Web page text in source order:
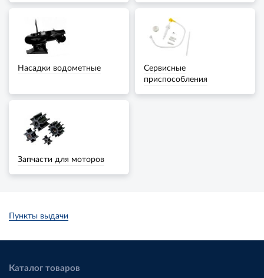
Насадки водометные
Сервисные
приспособления
Запчасти для моторов
Пункты выдачи
Каталог товаров